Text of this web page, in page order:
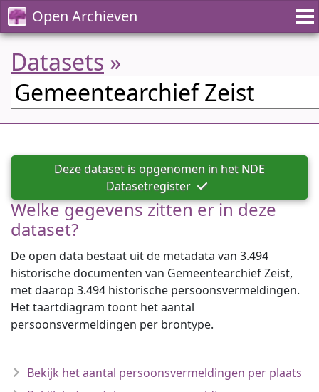
Open Archieven
Datasets »
Deze dataset is opgenomen in het NDE
Datasetregister
Welke gegevens zitten er in deze
dataset?
De open data bestaat uit de metadata van 3.494
historische documenten van Gemeentearchief Zeist,
met daarop 3.494 historische persoonsvermeldingen.
Het taartdiagram toont het aantal
persoonsvermeldingen per brontype.
Bekijk het aantal persoonsvermeldingen per plaats